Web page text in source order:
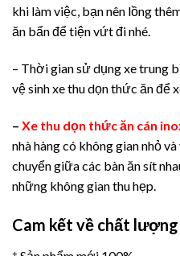
khi làm việc, bạn nên lồng
ăn bẩn để tiện vứt đi nhé.
– Thời gian sử dụng xe trung
vệ sinh xe thu dọn thức ăn để
– Xe thu dọn thức ăn cán
nhà hàng có không gian nhỏ
chuyển giữa các bàn ăn sít
những không gian thu hẹp.
Cam kết về chất lượng